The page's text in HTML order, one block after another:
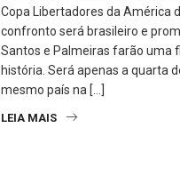
Copa Libertadores da América
confronto será brasileiro e
Santos e Palmeiras farão uma
história. Será apenas a quarta
mesmo país na […]
LEIA MAIS